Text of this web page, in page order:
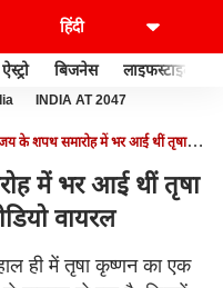
ऐस्ट्रो बिजनेस लाइफस्टाइल
INDIA AT 2047
के शपथ समारोह में भर आई थीं तृषा
में भर आई थीं तृषा
वायरल
ही में तृषा कृष्णन का एक